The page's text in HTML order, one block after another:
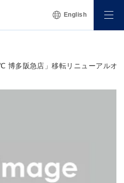
English
℃ 博多阪急店」移転リニューアルオ